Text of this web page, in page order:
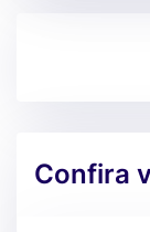
Confira